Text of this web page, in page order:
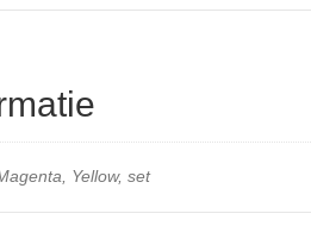
Yellow, set